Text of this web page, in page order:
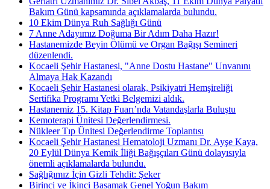
Bakım Günü kapsamında açıklamalarda bulundu.
10 Ekim Dünya Ruh Sağlığı Günü
7 Anne Adayımız Doğuma Bir Adım Daha Hazır!
Hastanemizde Beyin Ölümü ve Organ Bağışı Semineri
düzenlendi.
Kocaeli Şehir Hastanesi, "Anne Dostu Hastane" Unvanını
Almaya Hak Kazandı
Kocaeli Şehir Hastanesi olarak, Psikiyatri Hemşireliği
Sertifika Programı Yetki Belgemizi aldık.
Hastanemiz 15. Kitap Fuarı’nda Vatandaşlarla Buluştu
Kemoterapi Ünitesi Değerlendirmesi.
Nükleer Tıp Ünitesi Değerlendirme Toplantısı
Kocaeli Şehir Hastanesi Hematoloji Uzmanı Dr. Ayşe Kaya,
20 Eylül Dünya Kemik İliği Bağışçıları Günü dolayısıyla
önemli açıklamalarda bulundu.
Sağlığımız İçin Gizli Tehdit: Şeker
Birinci ve İkinci Basamak Genel Yoğun Bakım